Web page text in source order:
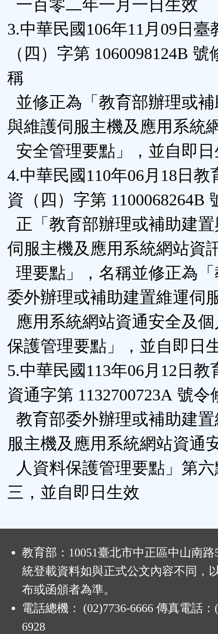
一百零二年一月一日生效
3.中華民國106年11月09日臺
（四）字第 1060098124B
稱
並修正為「教育部辦理或
與維護伺服主機及應用系統
安全管理要點」，並自即
4.中華民國110年06月18日教
資（四）字第 1100068264B
正「教育部辦理或補助建
伺服主機及應用系統網站資
理要點」，名稱並修正為
委外辦理或補助建置維運伺
應用系統網站資通安全及
保護管理要點」，並自即日
5.中華民國113年06月12日教
資通字第 1132700723A 號令
教育部委外辦理或補助建
服主機及應用系統網站資通
人資料保護管理要點」第
三，並自即日生效
教育部：10051臺北市中正區中山南
統登載資料如與正式公文內容不同，
布或函頒者為準。
電話總機： (02)7736-6666 傳真電話：
6928